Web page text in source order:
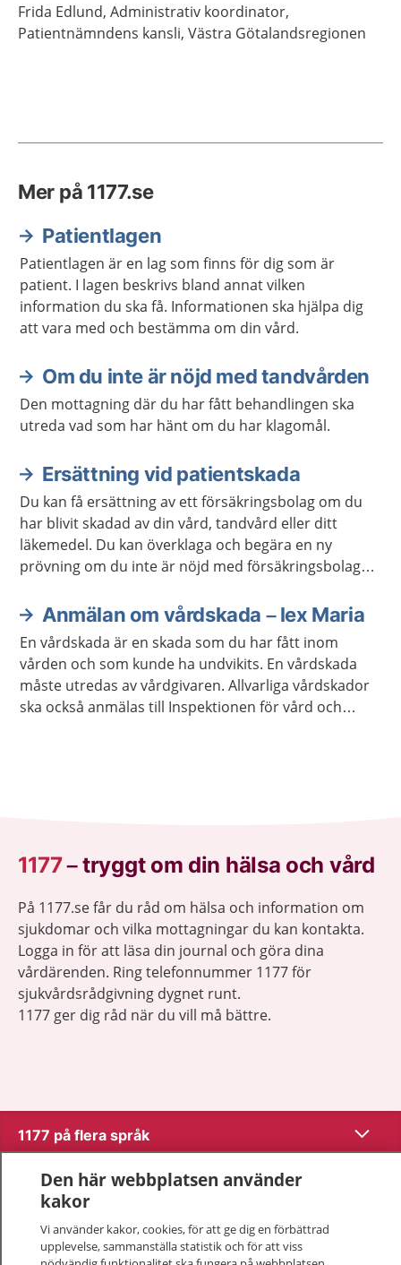
Frida Edlund, Administrativ koordinator,
Patientnämndens kansli, Västra Götalandsregionen
Mer på 1177.se
Patientlagen
Patientlagen är en lag som finns för dig som är
patient. I lagen beskrivs bland annat vilken
information du ska få. Informationen ska hjälpa dig
att vara med och bestämma om din vård.
Om du inte är nöjd med tandvården
Den mottagning där du har fått behandlingen ska
utreda vad som har hänt om du har klagomål.
Ersättning vid patientskada
Du kan få ersättning av ett försäkringsbolag om du
har blivit skadad av din vård, tandvård eller ditt
läkemedel. Du kan överklaga och begära en ny
prövning om du inte är nöjd med försäkringsbolagets
Anmälan om vårdskada – lex Maria
En vårdskada är en skada som du har fått inom
vården och som kunde ha undvikits. En vårdskada
måste utredas av vårdgivaren. Allvarliga vårdskador
ska också anmälas till Inspektionen för vård och
1177–tryggt om din hälsa och vård
På 1177.se får du råd om hälsa och information om
sjukdomar och vilka mottagningar du kan kontakta.
Logga in för att läsa din journal och göra dina
vårdärenden. Ring telefonnummer 1177 för
sjukvårdsrådgivning dygnet runt.
1177 ger dig råd när du vill må bättre.
1177 på flera språk Visa
Om 1177
Kontakt
Den här webbplatsen använder
kakor
Vi använder kakor, cookies, för att ge dig en förbättrad
upplevelse, sammanställa statistik och för att viss